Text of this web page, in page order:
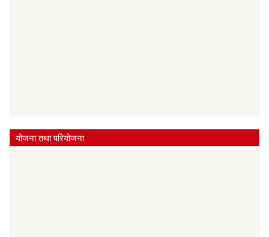
योजना तथा परियोजना